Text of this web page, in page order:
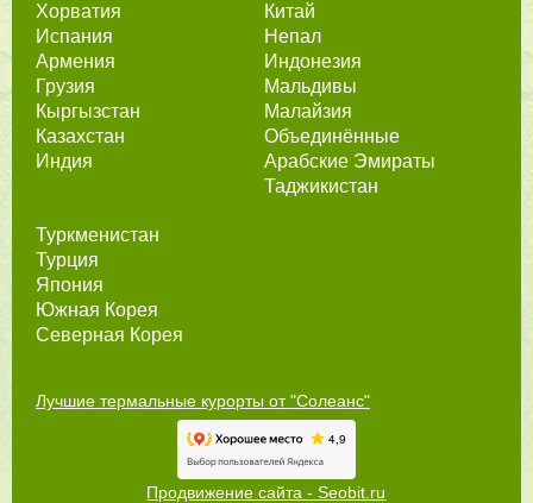
Хорватия
Испания
Армения
Грузия
Кыргызстан
Казахстан
Индия
Китай
Непал
Индонезия
Мальдивы
Малайзия
Объединённые
Арабские Эмираты
Таджикистан
Туркменистан
Турция
Япония
Южная Корея
Северная Корея
Лучшие термальные курорты от "Солеанс"
Продвижение сайта - Seobit.ru